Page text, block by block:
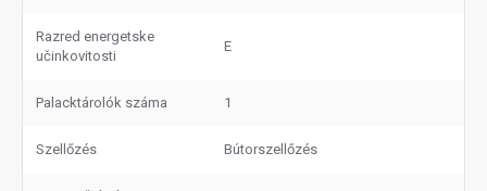
Razred energetske
učinkovitosti
E
Palacktárolók száma 1
Szellőzés Bútorszellőzés